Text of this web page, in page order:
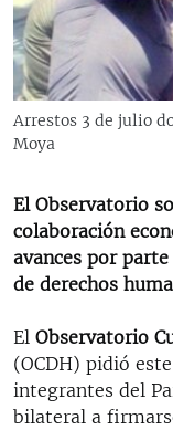
RADIO MARTÍ
ESPECIALES
ESPECIALES
LA REALIDAD DE
KENTU-CUBANO
LOS SANTOS DE
LA INVASIÓN DE
MULTIMEDIA
EDITORIALES
SÍGUENOS
Arrestos 3 de julio
Moya
El Observatorio
colaboración
avances por
de derechos
El Observatorio
(OCDH) pidió
integrantes del
bilateral a